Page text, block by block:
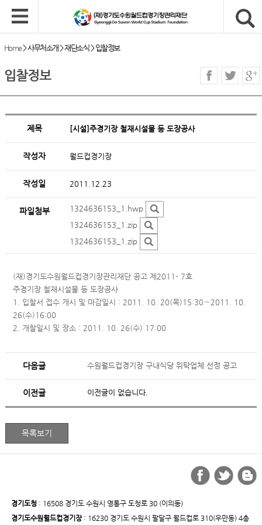
Home>사무처소개 >재단소식>입찰정보
입찰정보
제목 [시설]주경기장 철재시설물 등 도장공사
작성자 월드컵경기장
작성일 2011.12.23
파일첨부
1324636153_1.hwp
1324636153_1.zip
1324636153_1.zip
(재)경기도수원월드컵경기장관리재단 공고 제2011- 7호
주경기장 철재시설물 등 도장공사
1. 입찰서 접수 개시 및 마감일시 : 2011. 10. 20(목)15:30∼2011. 10.
26(수)16:00
2. 개찰일시 및 장소 : 2011. 10. 26(수) 17:00
다음글 수원월드컵경기장 구내식당 위탁업체 선정 공고
이전글 이전글이 없습니다.
경기도청: 16508 경기도 수원시 영통구 도청로 30 (이의동)
경기도수원월드컵경기장: 16230 경기도 수원시 팔달구 월드컵로 310(우만동) 4층